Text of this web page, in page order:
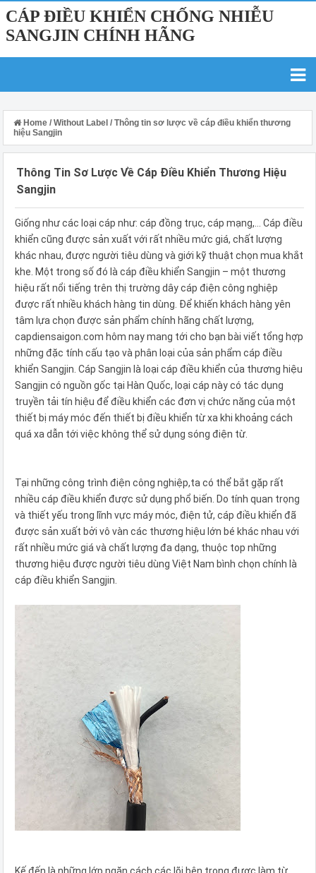
CÁP ĐIỀU KHIỂN CHỐNG NHIỄU
SANGJIN CHÍNH HÃNG
Home / Without Label / Thông tin sơ lược về cáp điều khiển thương
hiệu Sangjin
Thông Tin Sơ Lược Về Cáp Điều Khiển Thương Hiệu
Sangjin
Giống như các loại cáp như: cáp đồng trục, cáp mạng,… Cáp điều
khiển cũng được sản xuất với rất nhiều mức giá, chất lượng
khác nhau, được người tiêu dùng và giới kỹ thuật chọn mua khắt
khe. Một trong số đó là cáp điều khiển Sangjin – một thương
hiệu rất nổi tiếng trên thị trường dây cáp điện công nghiệp
được rất nhiều khách hàng tin dùng. Để khiến khách hàng yên
tâm lựa chọn được sản phẩm chính hãng chất lượng,
capdiensaigon.com hôm nay mang tới cho bạn bài viết tổng hợp
những đặc tính cấu tạo và phân loại của sản phẩm cáp điều
khiển Sangjin. Cáp Sangjin là loại cáp điều khiển của thương hiệu
Sangjin có nguồn gốc tại Hàn Quốc, loại cáp này có tác dụng
truyền tải tín hiệu để điều khiển các đơn vị chức năng của một
thiết bị máy móc đến thiết bị điều khiển từ xa khi khoảng cách
quá xa dẫn tới việc không thể sử dụng sóng điện từ.
Tại những công trình điện công nghiệp,ta có thể bắt gặp rất
nhiều cáp điều khiển được sử dụng phổ biến. Do tính quan trọng
và thiết yếu trong lĩnh vực máy móc, điện tử, cáp điều khiển đã
được sản xuất bởi vô vàn các thương hiệu lớn bé khác nhau với
rất nhiều mức giá và chất lượng đa dạng, thuộc top những
thương hiệu được người tiêu dùng Việt Nam bình chọn chính là
cáp điều khiển Sangjin.
Kế đến là những lớp ngăn cách các lõi bên trong được làm từ